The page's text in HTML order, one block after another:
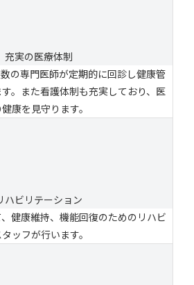
充実の医療体制
の専門医師が定期的に回診し健康管
。また看護体制も充実しており、医
康を見守ります。
ハビリテーション
健康維持、機能回復のためのリハビ
ッフが行います。